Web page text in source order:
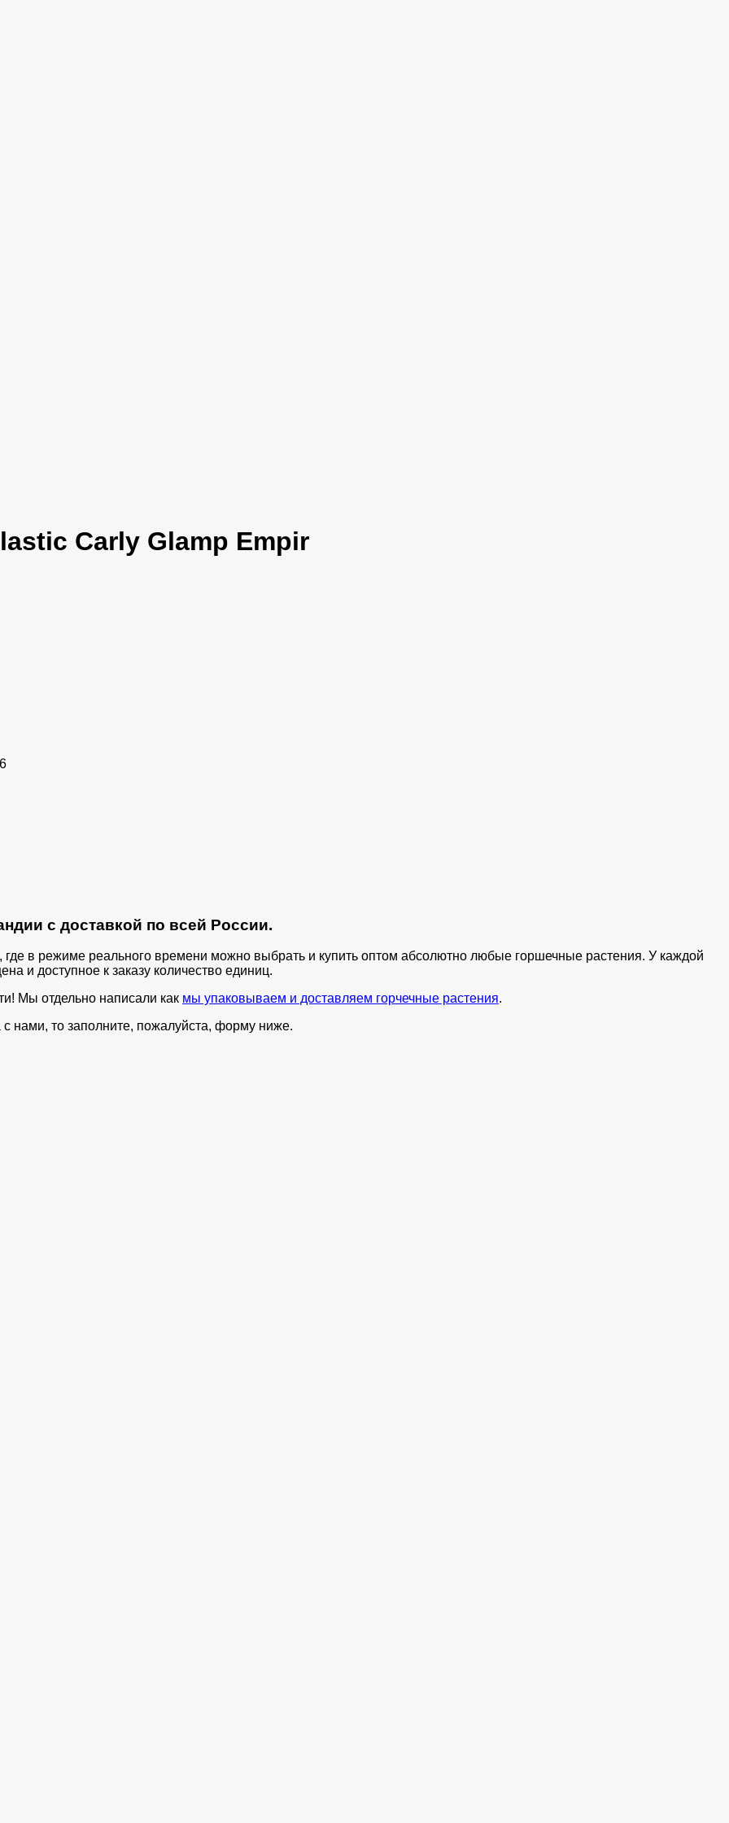
Carly Glamp Empir
с доставкой по всей России.
где в режиме реального времени можно выбрать и купить оптом абсолютно любые горшечные растения. У каждой
и доступное к заказу количество единиц.
Мы отдельно написали как мы упаковываем и доставляем горчечные растения.
нами, то заполните, пожалуйста, форму ниже.